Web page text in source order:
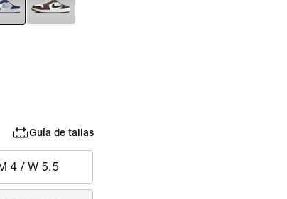
Guía de tallas
4 / W 5.5